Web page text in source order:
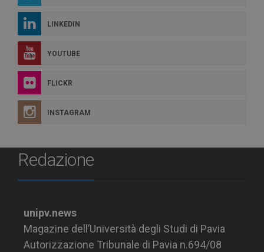
LINKEDIN
YOUTUBE
FLICKR
INSTAGRAM
Redazione
unipv.news
Magazine dell’Università degli Studi di Pavia
Autorizzazione Tribunale di Pavia n.694/08